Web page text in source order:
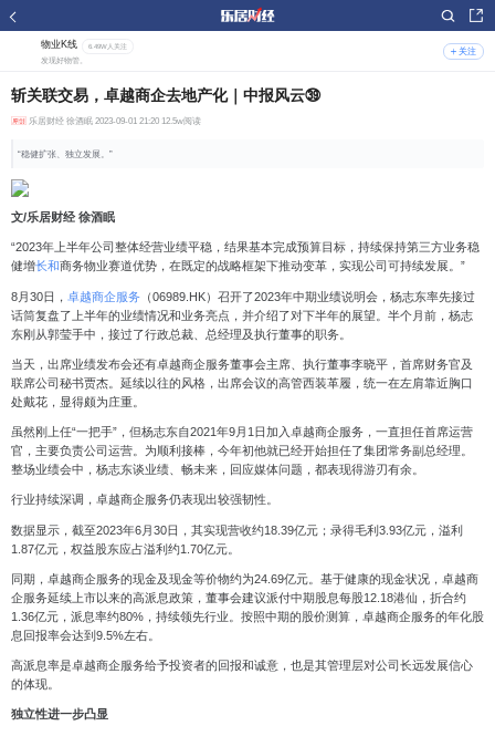
关注
物业K线
6.49W人关注
发现好物管。
斩关联交易，卓越商企去地产化｜中报风云㊴
乐居财经 徐酒眠 2023-09-01 21:20 12.5w阅读
“稳健扩张、独立发展。”
文/乐居财经 徐酒眠
“2023年上半年公司整体经营业绩平稳，结果基本完成预算目标，持续保持第三方业务稳
健增长和商务物业赛道优势，在既定的战略框架下推动变革，实现公司可持续发展。”
8月30日， 卓越商企服务（06989.HK）召开了2023年中期业绩说明会，杨志东率先接过
话筒复盘了上半年的业绩情况和业务亮点，并介绍了对下半年的展望。半个月前，杨志
东刚从郭莹手中，接过了行政总裁、总经理及执行董事的职务。
当天，出席业绩发布会还有卓越商企服务董事会主席、执行董事李晓平，首席财务官及
联席公司秘书贾杰。延续以往的风格，出席会议的高管西装革履，统一在左肩靠近胸口
处戴花，显得颇为庄重。
虽然刚上任“一把手”，但杨志东自2021年9月1日加入卓越商企服务，一直担任首席运营
官，主要负责公司运营。为顺利接棒，今年初他就已经开始担任了集团常务副总经理。
整场业绩会中，杨志东谈业绩、畅未来，回应媒体问题，都表现得游刃有余。
行业持续深调，卓越商企服务仍表现出较强韧性。
数据显示，截至2023年6月30日，其实现营收约18.39亿元；录得毛利3.93亿元，溢利
1.87亿元，权益股东应占溢利约1.70亿元。
同期，卓越商企服务的现金及现金等价物约为24.69亿元。基于健康的现金状况，卓越商
企服务延续上市以来的高派息政策，董事会建议派付中期股息每股12.18港仙，折合约
1.36亿元，派息率约80%，持续领先行业。按照中期的股价测算，卓越商企服务的年化股
息回报率会达到9.5%左右。
高派息率是卓越商企服务给予投资者的回报和诚意，也是其管理层对公司长远发展信心
的体现。
独立性进一步凸显